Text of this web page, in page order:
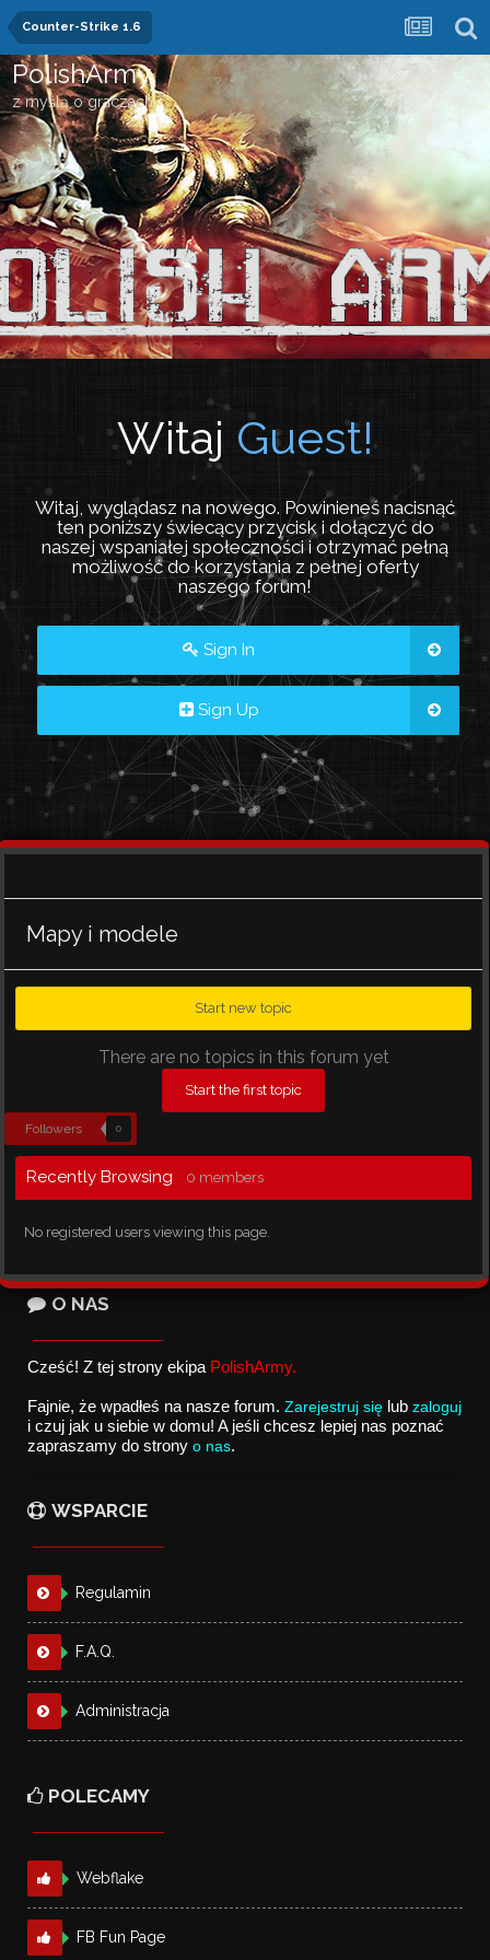
Counter-Strike 1.6
PolishArmy
z myślą o graczach
Witaj Guest!
Witaj, wyglądasz na nowego. Powinieneś nacisnąć
ten poniższy świecący przycisk i dołączyć do
naszej wspaniałej społeczności i otrzymać pełną
możliwość do korzystania z pełnej oferty
naszego forum!
Sign In
Sign Up
Mapy i modele
Start new topic
There are no topics in this forum yet
Start the first topic
Followers 0
Recently Browsing 0 members
No registered users viewing this page.
O NAS
Cześć! Z tej strony ekipa PolishArmy.
Fajnie, że wpadłeś na nasze forum. Zarejestruj się lub zaloguj
i czuj jak u siebie w domu! A jeśli chcesz lepiej nas poznać
zapraszamy do strony o nas.
WSPARCIE
Regulamin
F.A.Q.
Administracja
POLECAMY
Webflake
FB Fun Page